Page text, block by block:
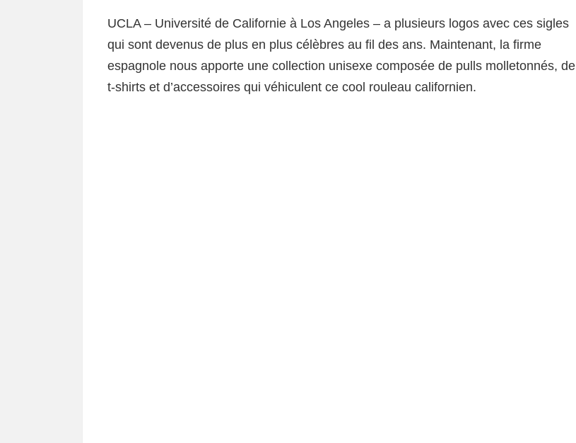
UCLA – Université de Californie à Los Angeles – a plusieurs logos avec ces sigles
qui sont devenus de plus en plus célèbres au fil des ans. Maintenant, la firme
espagnole nous apporte une collection unisexe composée de pulls molletonnés, de
t-shirts et d’accessoires qui véhiculent ce cool rouleau californien.